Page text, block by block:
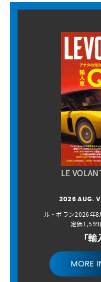
LE
2026 AUG.
ル・ボラン2026年
定価1,599
「
MORE